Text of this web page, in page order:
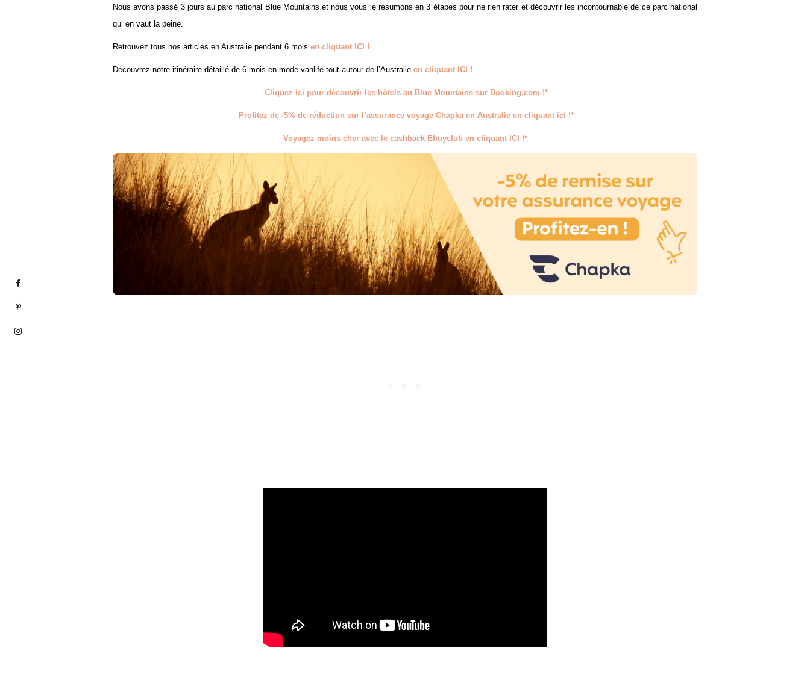
Nous avons passé 3 jours au parc national Blue Mountains et nous vous le résumons en 3 étapes pour ne rien rater et découvrir les incontournable de ce parc national
qui en vaut la peine.
Retrouvez tous nos articles en Australie pendant 6 mois en cliquant ICI !
Découvrez notre itinéraire détaillé de 6 mois en mode vanlife tout autour de l’Australie en cliquant ICI !
Cliquez ici pour découvrir les hôtels au Blue Mountains sur Booking.com !*
Profitez de -5% de réduction sur l’assurance voyage Chapka en Australie en cliquant ici !*
Voyagez moins cher avec le cashback Ebuyclub en cliquant ICI !*